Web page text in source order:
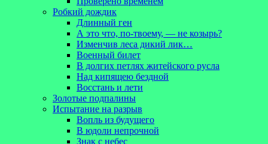
Робкий дождик
Длинный ген
А это что, по-твоему, — не козырь?
Изменчив леса дикий лик…
Военный билет
В долгих петлях житейского русла
Над кипящею бездной
Восстань и лети
Золотые подпалины
Испытание на разрыв
Вопль из будущего
В юдоли непрочной
Знак с небес